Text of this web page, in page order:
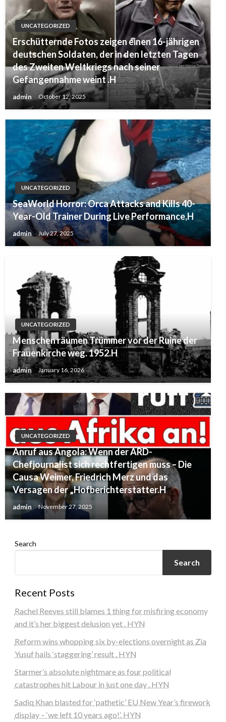
UNCATEGORIZED
Erschütternde Fotos zeigen einen 16-jährigen
deutschen Soldaten, der in den letzten Tagen
des Zweiten Weltkriegs nach seiner
Gefangennahme weint .H
admin October 12, 2025
UNCATEGORIZED
SeaWorld Horror: Orca Attacks and Kills 40-
Year-Old Trainer During Live Performance,H
admin July 27, 2025
UNCATEGORIZED
Menschen räumen Trümmer vor der Ruine der
Frauenkirche weg. 1952.H
admin January 16, 2026
UNCATEGORIZED
Anruf aus Angola: Wenn der ARD-
Chefjournalist sich rechtfertigen muss – Die
Causa Weimer, Friedrich Merz und das
Versagen der „Hofberichterstatter.H
admin November 27, 2025
Search
Search
Recent Posts
Rachel Reeves still blames 1 thing for misfiring economy
and it’s her biggest delusion yet . HYN
Reform wins whopping six by-elections overnight as Zia
Yusuf hails ‘staggering’ result . HYN
Starmer’s absolute nightmare as four political
catastrophes hit Labour in just one day . HYN
Sadiq Khan blasted for ‘pathetic’ EU New Year’s firework
display – ‘we left 10 years ago!’. HYN